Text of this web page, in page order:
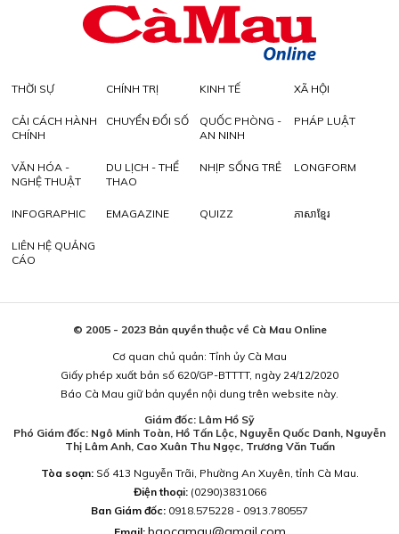
THỜI SỰ CHÍNH TRỊ KINH TẾ XÃ HỘI
CẢI CÁCH HÀNH
CHÍNH
CHUYỂN ĐỔI SỐ
QUỐC PHÒNG -
AN NINH
PHÁP LUẬT
VĂN HÓA -
NGHỆ THUẬT
DU LỊCH - THỂ
THAO
NHỊP SỐNG TRẺ LONGFORM
INFOGRAPHIC EMAGAZINE QUIZZ ភាសាខ្មែរ
LIÊN HỆ QUẢNG
CÁO
© 2005 - 2023 Bản quyền thuộc về Cà Mau Online
Cơ quan chủ quản: Tỉnh ủy Cà Mau
Giấy phép xuất bản số 620/GP-BTTTT, ngày 24/12/2020
Báo Cà Mau giữ bản quyền nội dung trên website này.
Giám đốc: Lâm Hồ Sỹ
Phó Giám đốc: Ngô Minh Toàn, Hồ Tấn Lộc, Nguyễn Quốc Danh, Nguyễn
Thị Lâm Anh, Cao Xuân Thu Ngọc, Trương Văn Tuấn
Tòa soạn:Số 413 Nguyễn Trãi, Phường An Xuyên, tỉnh Cà Mau.
Điện thoại: (0290)3831066
Ban Giám đốc: 0918.575228 - 0913.780557